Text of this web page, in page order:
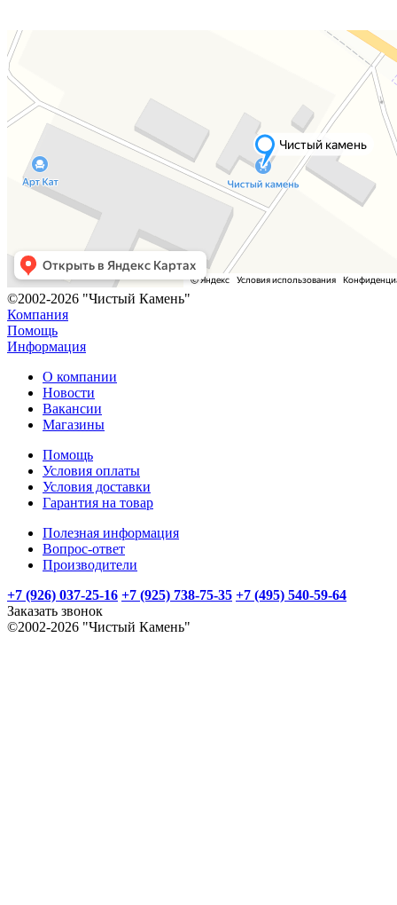
©2002-2026 "Чистый Камень"
Компания
Помощь
Информация
О компании
Новости
Вакансии
Магазины
Помощь
Условия оплаты
Условия доставки
Гарантия на товар
Полезная информация
Вопрос-ответ
Производители
+7 (926) 037-25-16 +7 (925) 738-75-35 +7 (495) 540-59-64
Заказать звонок
©2002-2026 "Чистый Камень"